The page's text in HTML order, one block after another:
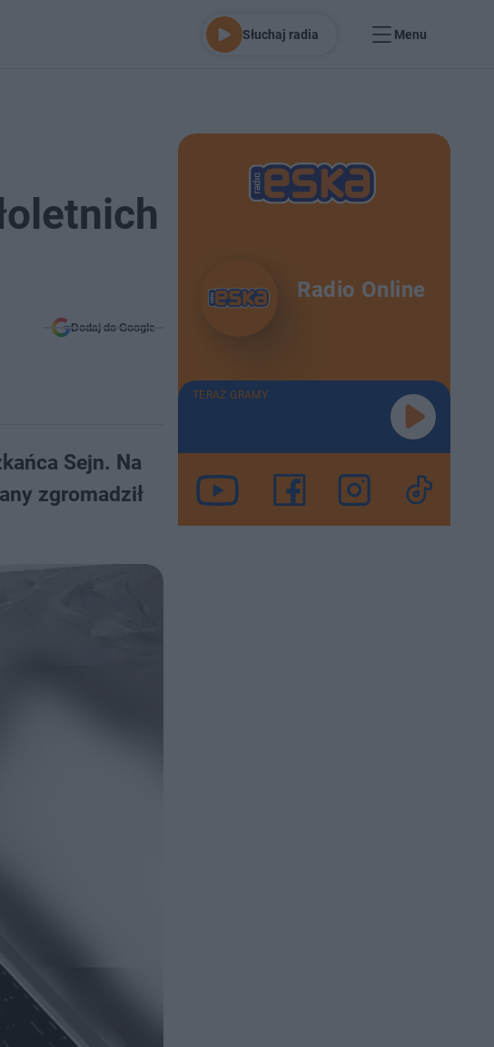
Słuchaj radia Menu
Dodaj do Google
Sejn. Na
zgromadził
Radio Online
TERAZ GRAMY